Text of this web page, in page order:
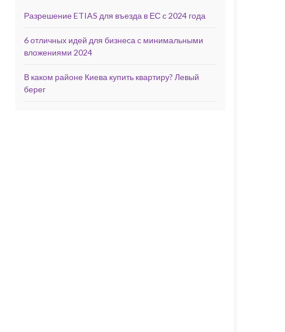
Разрешение ETIAS для въезда в ЕС с 2024 года
6 отличных идей для бизнеса с минимальными
вложениями 2024
В каком районе Киева купить квартиру? Левый
берег